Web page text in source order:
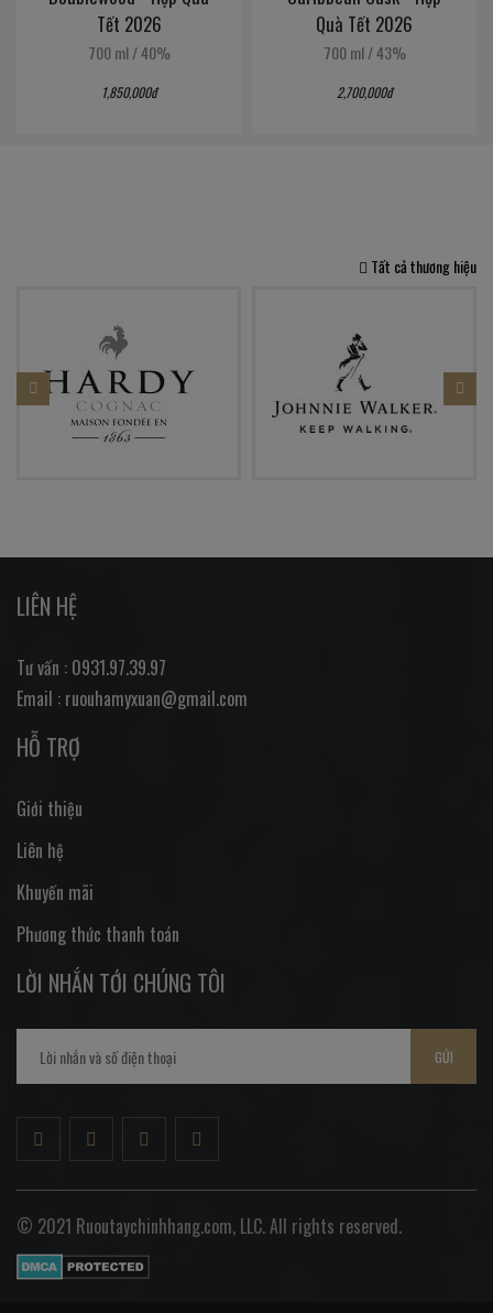
Tết 2026
700 ml/40%
1,850,000đ
Quà Tết 2026
700 ml/43%
2,700,000đ
Tất cả thương hiệu
LIÊN HỆ
Tư vấn : 0931.97.39.97
Email : ruouhamyxuan@gmail.com
HỖ TRỢ
Giới thiệu
Liên hệ
Khuyến mãi
Phương thức thanh toán
LỜI NHẮN TỚI CHÚNG TÔI
GỬI
© 2021 Ruoutaychinhhang.com, LLC. All rights reserved.